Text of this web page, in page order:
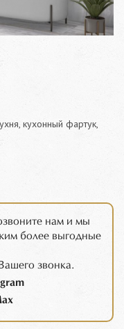
кухонный фартук,
нам и мы
более выгодные
звонка.